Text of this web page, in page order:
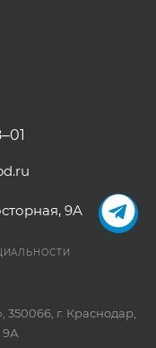
9А
г. Краснодар,
9А